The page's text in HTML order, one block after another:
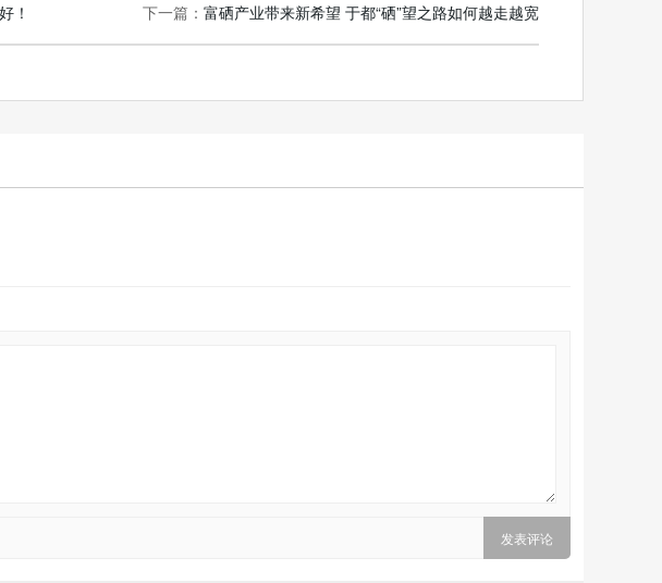
！ 下一篇： 富硒产业带来新希望 于都“硒”望之路如何越走越宽